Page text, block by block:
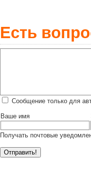
Есть
Сообщение только для
Ваше имя
Получать почтовые